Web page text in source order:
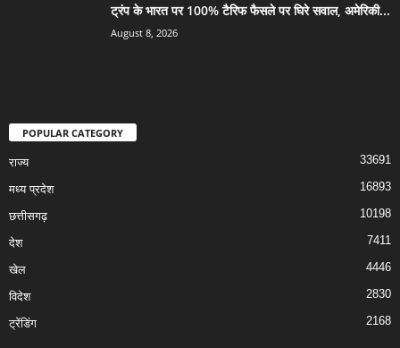
ट्रंप के भारत पर 100% टैरिफ फैसले पर घिरे सवाल, अमेरिकी...
August 8, 2026
POPULAR CATEGORY
राज्य 33691
मध्य प्रदेश 16893
छत्तीसगढ़ 10198
देश 7411
खेल 4446
विदेश 2830
ट्रेंडिंग 2168